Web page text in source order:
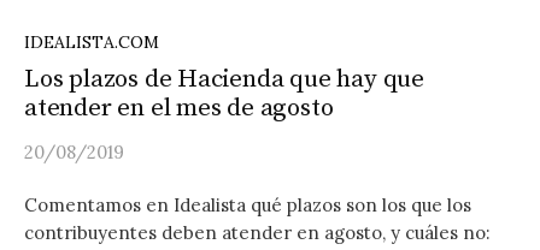
IDEALISTA.COM
Los plazos de Hacienda que hay que
atender en el mes de agosto
20/08/2019
Comentamos en Idealista qué plazos son los que los
contribuyentes deben atender en agosto, y cuáles no: